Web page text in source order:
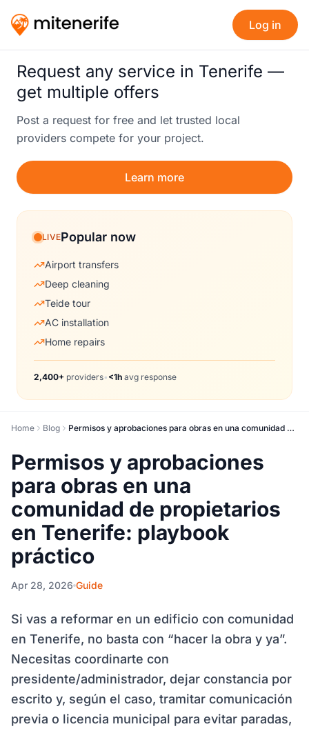
Log in
Request any service in Tenerife —
get multiple offers
Post a request for free and let trusted local
providers compete for your project.
Learn more
LIVEPopular now
Airport transfers
Deep cleaning
Teide tour
AC installation
Home repairs
2,400+ providers• <1h avg response
Home Blog Permisos y aprobaciones para obras en una comunidad de propietarios en Tenerife: playbook práctico
Permisos y aprobaciones
para obras en una
comunidad de propietarios
en Tenerife: playbook
práctico
Apr 28, 2026 Guide
Si vas a reformar en un edificio con comunidad
en Tenerife, no basta con “hacer la obra y ya”.
Necesitas coordinarte con
presidente/administrador, dejar constancia por
escrito y, según el caso, tramitar comunicación
previa o licencia municipal para evitar paradas,